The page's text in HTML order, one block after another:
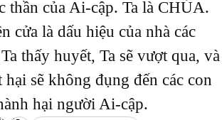
thần của Ai-cập. Ta là CHÚA.
cửa là dấu hiệu của nhà các
thấy huyết, Ta sẽ vượt qua, và
hại sẽ không đụng đến các con
hại người Ai-cập.